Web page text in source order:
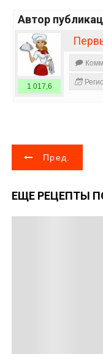
Автор
1 017,6
Н
в
Пред.
ЕЩЕ РЕЦЕПТЫ